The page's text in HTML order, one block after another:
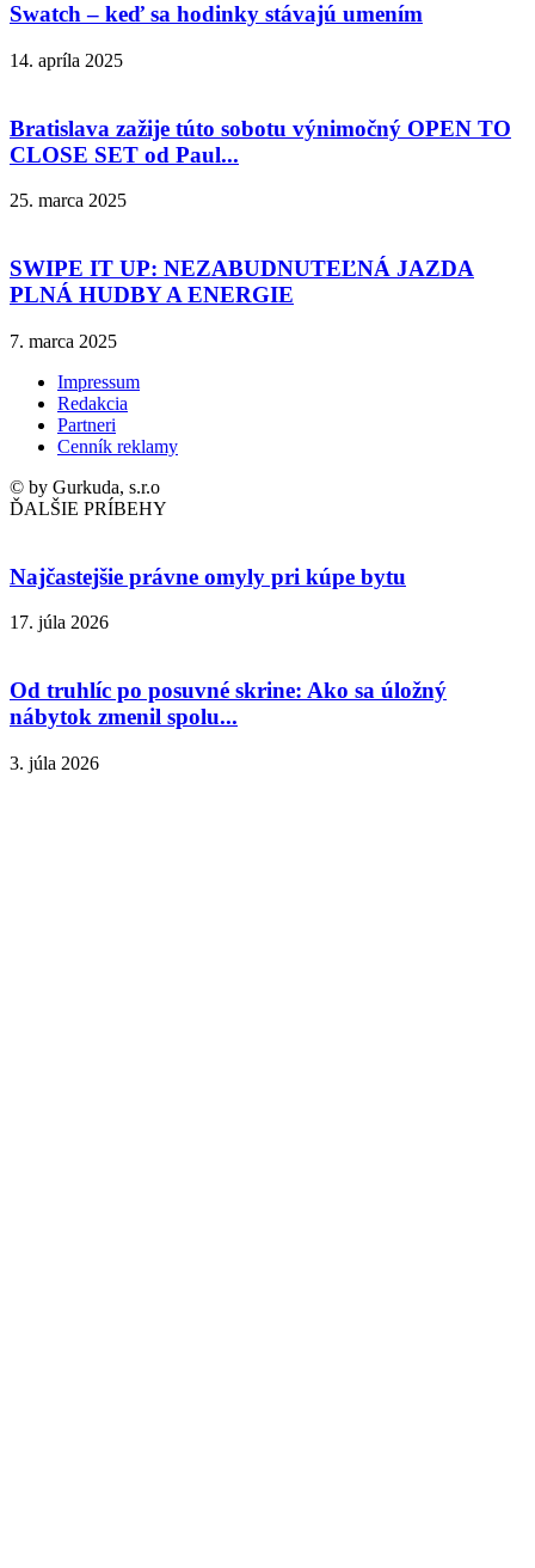
Swatch – keď sa hodinky stávajú umením
14. apríla 2025
Bratislava zažije túto sobotu výnimočný OPEN TO
CLOSE SET od Paul...
25. marca 2025
SWIPE IT UP: NEZABUDNUTEĽNÁ JAZDA
PLNÁ HUDBY A ENERGIE
7. marca 2025
Impressum
Redakcia
Partneri
Cenník reklamy
© by Gurkuda, s.r.o
ĎALŠIE PRÍBEHY
Najčastejšie právne omyly pri kúpe bytu
17. júla 2026
Od truhlíc po posuvné skrine: Ako sa úložný
nábytok zmenil spolu...
3. júla 2026